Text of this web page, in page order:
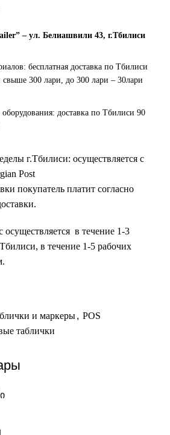
– ул. Белиашвили 43, г.Тбилиси
бесплатная доставка по Тбилиси
300 лари, до 300 лари – 30лари
оборудования: доставка по Тбилиси 90
г.Тбилиси: осуществляется с
Post
покупатель платит согласно
осуществляется в течение 1-3
в течение 1-5 рабочих
и маркеры, POS
таблички